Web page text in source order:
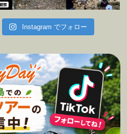
Instagram でフォロー